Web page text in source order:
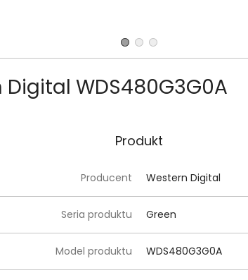
WDS480G3G0A
Produkt
Producent Western Digital
Seria produktu Green
Model produktu WDS480G3G0A